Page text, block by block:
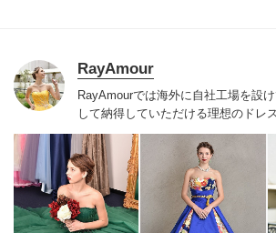
RayAmour
RayAmourでは海外に自社工場を設
して納得していただける理想のドレ
と最後まで完全サポート致します。